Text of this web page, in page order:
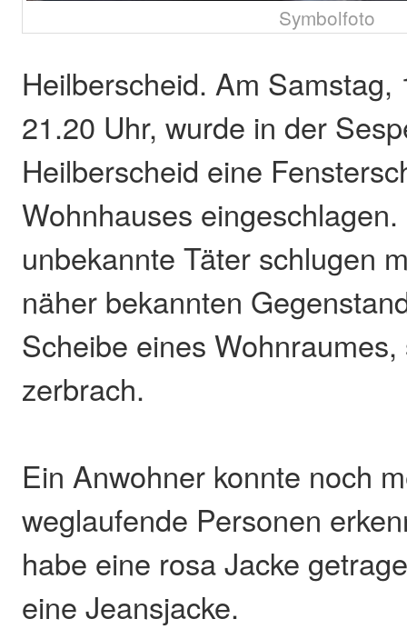
Symbolfoto
Heilberscheid. Am Samstag,
21.20 Uhr, wurde in der
Heilberscheid eine
Wohnhauses
unbekannte Täter schlugen
näher bekannten
Scheibe eines
zerbrach.
Ein Anwohner konnte noch
weglaufende Personen
habe eine rosa Jacke
eine Jeansjacke.